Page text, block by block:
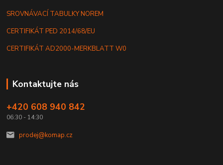
SROVNÁVACÍ TABULKY NOREM
CERTIFIKÁT PED 2014/68/EU
CERTIFIKÁT AD2000-MERKBLATT W0
Kontaktujte nás
+420 608 940 842
06:30 - 14:30
prodej@komap.cz